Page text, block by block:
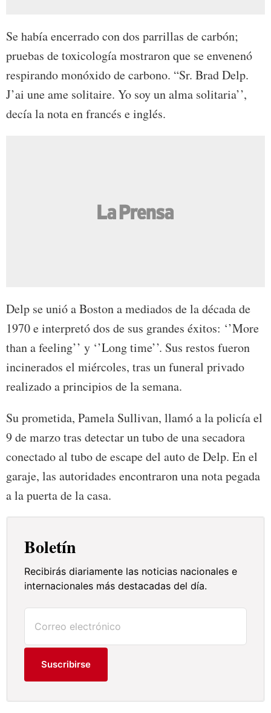
Se había encerrado con dos parrillas de carbón;
pruebas de toxicología mostraron que se envenenó
respirando monóxido de carbono. “Sr. Brad Delp.
J’ai une ame solitaire. Yo soy un alma solitaria’’,
decía la nota en francés e inglés.
Delp se unió a Boston a mediados de la década de
1970 e interpretó dos de sus grandes éxitos: ‘’More
than a feeling’’ y ‘’Long time’’. Sus restos fueron
incinerados el miércoles, tras un funeral privado
realizado a principios de la semana.
Su prometida, Pamela Sullivan, llamó a la policía el
9 de marzo tras detectar un tubo de una secadora
conectado al tubo de escape del auto de Delp. En el
garaje, las autoridades encontraron una nota pegada
a la puerta de la casa.
Boletín
Recibirás diariamente las noticias nacionales e
internacionales más destacadas del día.
Suscribirse